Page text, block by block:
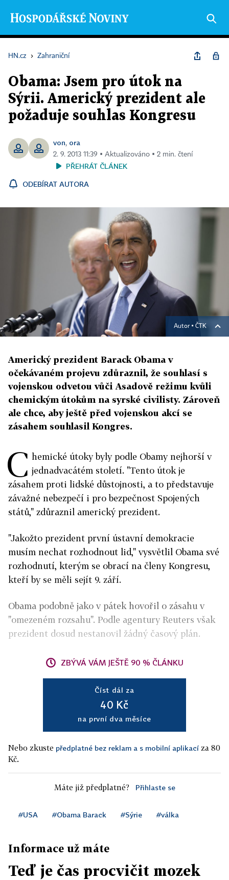
HN.cz › Zahraniční
Obama: Jsem pro útok na
Sýrii. Americký prezident ale
požaduje souhlas Kongresu
von, ora
2. 9. 2013 11:39 ▪ Aktualizováno ▪ 2 min. čtení
PŘEHRÁT ČLÁNEK
ODEBÍRAT AUTORA
Autor ▪ ČTK
Americký prezident Barack Obama v
očekávaném projevu zdůraznil, že souhlasí s
vojenskou odvetou vůči Asadově režimu kvůli
chemickým útokům na syrské civilisty. Zároveň
ale chce, aby ještě před vojenskou akcí se
zásahem souhlasil Kongres.
C hemické útoky byly podle Obamy nejhorší v
jednadvacátém století. "Tento útok je
zásahem proti lidské důstojnosti, a to představuje
závažné nebezpečí i pro bezpečnost Spojených
států," zdůraznil americký prezident.
"Jakožto prezident první ústavní demokracie
musím nechat rozhodnout lid," vysvětlil Obama své
rozhodnutí, kterým se obrací na členy Kongresu,
kteří by se měli sejít 9. září.
Obama podobně jako v pátek hovořil o zásahu v
"omezeném rozsahu". Podle agentury Reuters však
prezident dosud nestanovil žádný časový plán.
ZBÝVÁ VÁM JEŠTĚ 90 % ČLÁNKU
Číst dál za
40 Kč
na první dva měsíce
Nebo zkuste předplatné bez reklam a s mobilní aplikací za 80
Kč.
Máte již předplatné? Přihlaste se
#USA #Obama Barack #Sýrie #válka
Informace už máte
Teď je čas procvičit mozek